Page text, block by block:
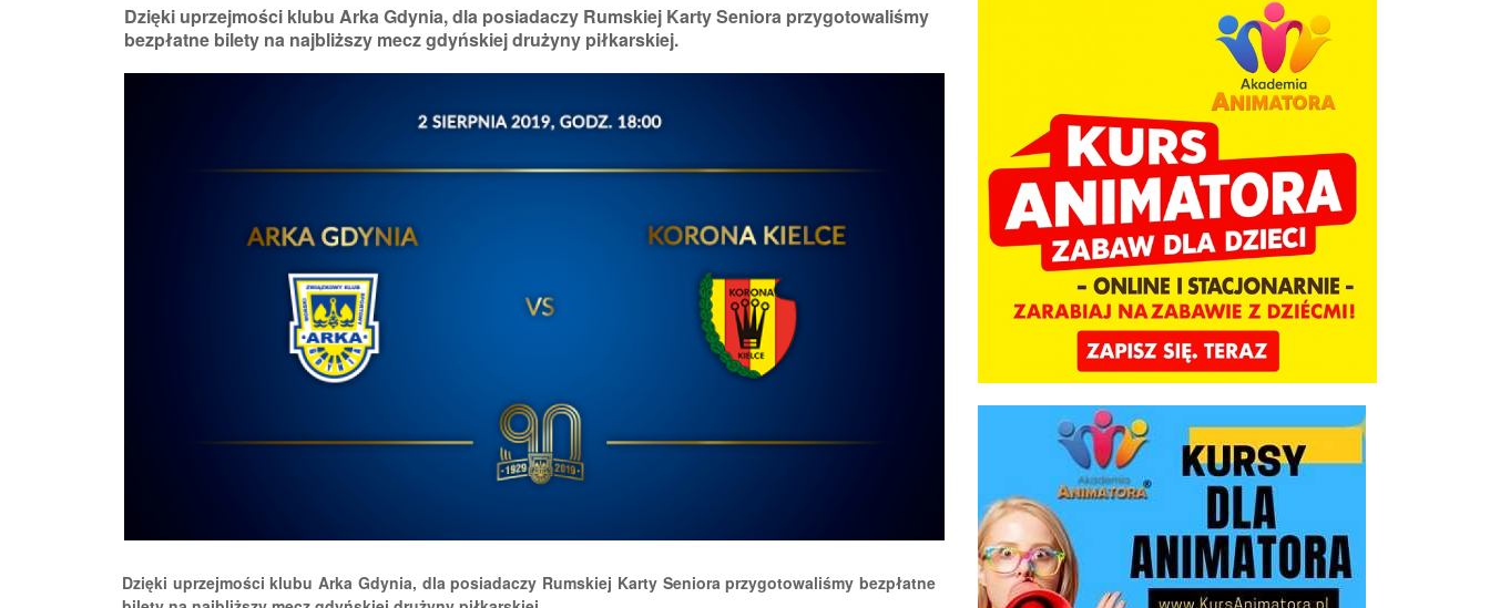
Dzięki uprzejmości klubu Arka Gdynia, dla posiadaczy Rumskiej Karty Seniora przygotowaliśmy
bezpłatne bilety na najbliższy mecz gdyńskiej drużyny piłkarskiej.
Dzięki uprzejmości klubu Arka Gdynia, dla posiadaczy Rumskiej Karty Seniora przygotowaliśmy bezpłatne